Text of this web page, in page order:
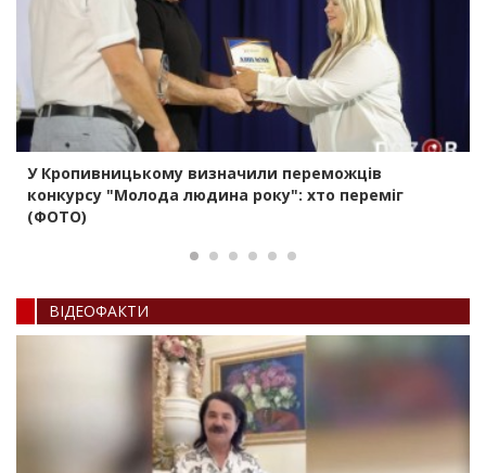
У Кропивницькому визначили переможців
конкурсу "Молода людина року": хто переміг
(ФОТО)
ВIДЕОФАКТИ